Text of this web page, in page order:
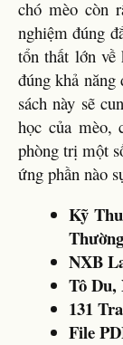
chó mèo còn
nghiệm đúng
tổn thất lớn về
đúng khả
sách này sẽ
học của mèo,
phòng trị một
ứng phần nào
Kỹ
NXB
Tô Du,
131
File